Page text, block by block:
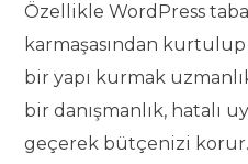
Özellikle WordPress
karmaşasından
bir yapı kurmak
bir danışmanlık, hatalı
geçerek bütçenizi korur.